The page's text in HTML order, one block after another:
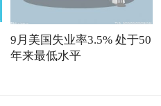
9月美国失业率3.5% 处于50
年来最低水平